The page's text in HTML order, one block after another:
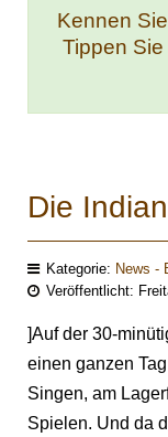
Kennen
Tippen
Die
Kategorie: News -
Veröffentlicht:
]Auf der 30-
einen ganzen
Singen, am
Spielen. Und da